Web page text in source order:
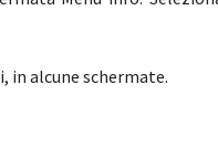
in alcune schermate.